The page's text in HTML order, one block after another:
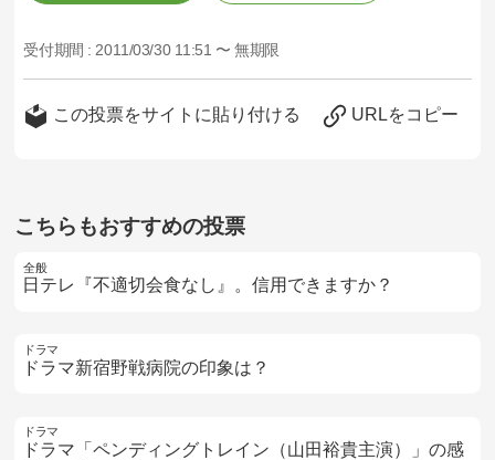
受付期間 :2011/03/30 11:51 〜 無期限
この投票をサイトに貼り付ける URLをコピー
こちらもおすすめの投票
全般
日テレ『不適切会食なし』。信用できますか？
ドラマ
ドラマ新宿野戦病院の印象は？
ドラマ
ドラマ「ペンディングトレイン（山田裕貴主演）」の感